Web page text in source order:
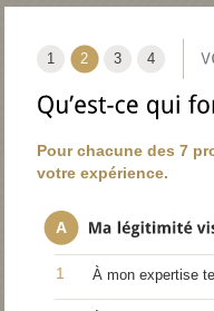
1 2 3 4
Pour chacune des 7
votre expérience.
A
1 À mon expertise